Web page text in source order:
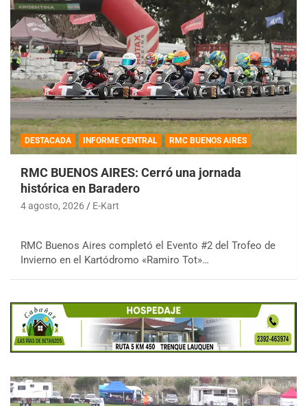
DESTACADA INFORME CENTRAL RMC BUENOS AIRES
RMC BUENOS AIRES: Cerró una jornada
histórica en Baradero
4 agosto, 2026 E-Kart
RMC Buenos Aires completó el Evento #2 del Trofeo de
Invierno en el Kartódromo «Ramiro Tot»…